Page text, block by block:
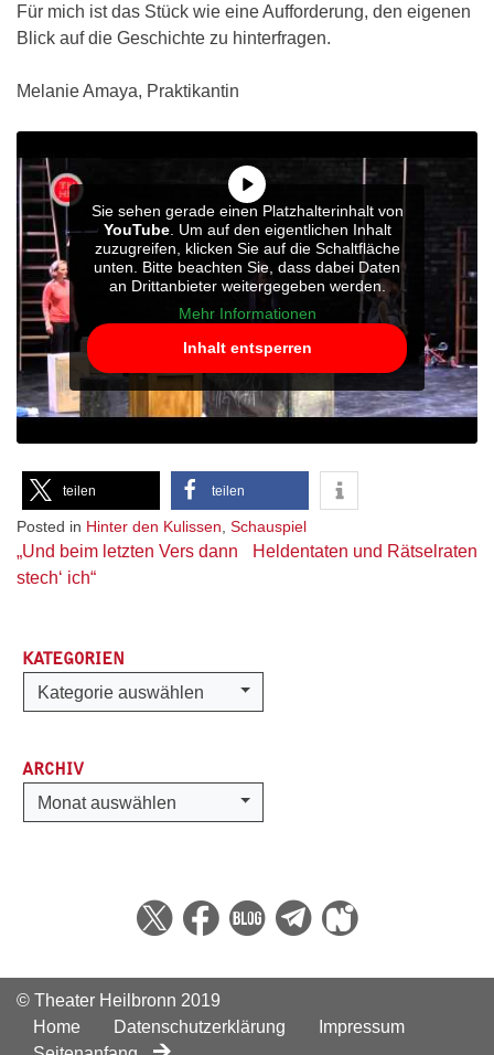
Für mich ist das Stück wie eine Aufforderung, den eigenen
Blick auf die Geschichte zu hinterfragen.
Melanie Amaya, Praktikantin
Sie sehen gerade einen Platzhalterinhalt von
YouTube. Um auf den eigentlichen Inhalt
zuzugreifen, klicken Sie auf die Schaltfläche
unten. Bitte beachten Sie, dass dabei Daten
an Drittanbieter weitergegeben werden.
Mehr Informationen
Inhalt entsperren
teilen teilen
Posted in Hinter den Kulissen Schauspiel
Beitragsnavigation
„Und beim letzten Vers dann
stech‘ ich“
Heldentaten und Rätselraten
KATEGORIEN
Kategorien
Kategorie auswählen
ARCHIV
Archiv
Monat auswählen
© Theater Heilbronn 2019
Home
Datenschutzerklärung
Impressum